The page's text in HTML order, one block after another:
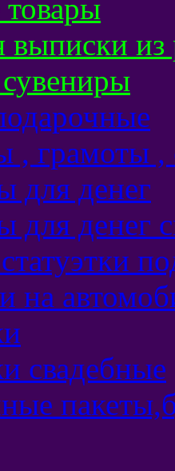
выписки из
, грамоты ,
для денег
для денег
на
свадебные